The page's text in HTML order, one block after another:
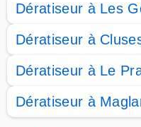
Dératiseur à Les
Dératiseur à
Dératiseur à Le
Dératiseur à